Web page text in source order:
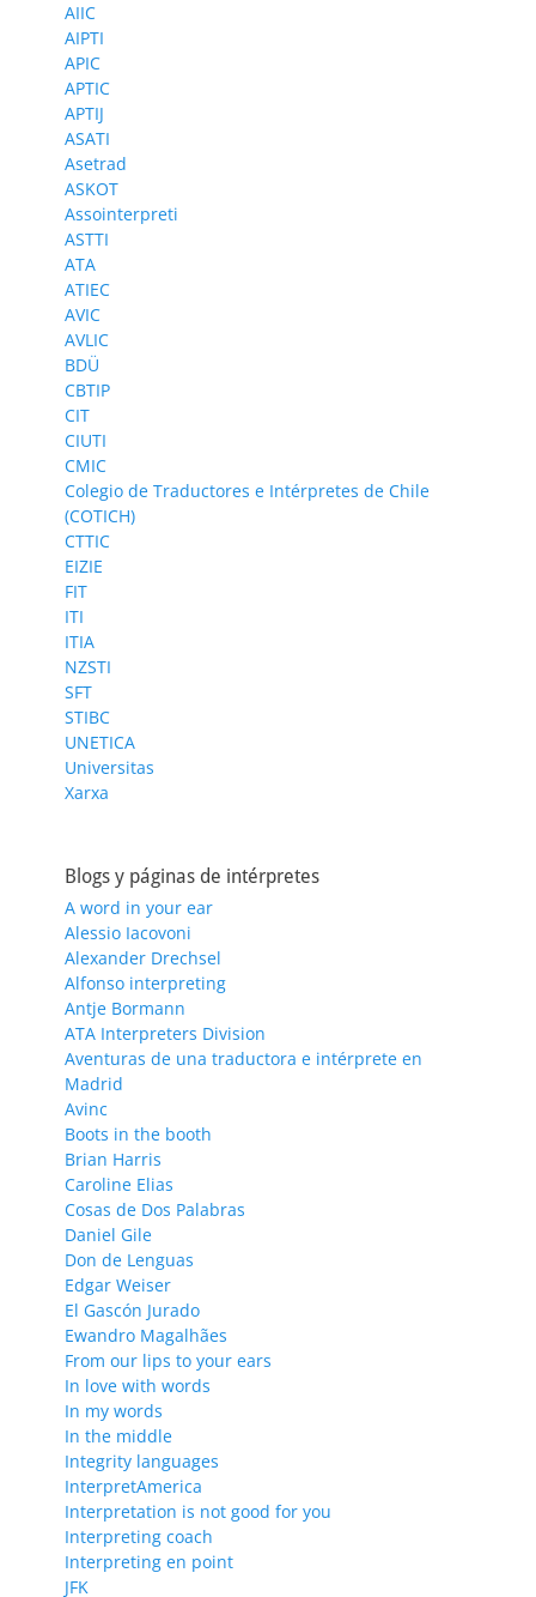
AIIC
AIPTI
APIC
APTIC
APTIJ
ASATI
Asetrad
ASKOT
Assointerpreti
ASTTI
ATA
ATIEC
AVIC
AVLIC
BDÜ
CBTIP
CIT
CIUTI
CMIC
Colegio de Traductores e Intérpretes de Chile
(COTICH)
CTTIC
EIZIE
FIT
ITI
ITIA
NZSTI
SFT
STIBC
UNETICA
Universitas
Xarxa
Blogs y páginas de intérpretes
A word in your ear
Alessio Iacovoni
Alexander Drechsel
Alfonso interpreting
Antje Bormann
ATA Interpreters Division
Aventuras de una traductora e intérprete en
Madrid
Avinc
Boots in the booth
Brian Harris
Caroline Elias
Cosas de Dos Palabras
Daniel Gile
Don de Lenguas
Edgar Weiser
El Gascón Jurado
Ewandro Magalhães
From our lips to your ears
In love with words
In my words
In the middle
Integrity languages
InterpretAmerica
Interpretation is not good for you
Interpreting coach
Interpreting en point
JFK